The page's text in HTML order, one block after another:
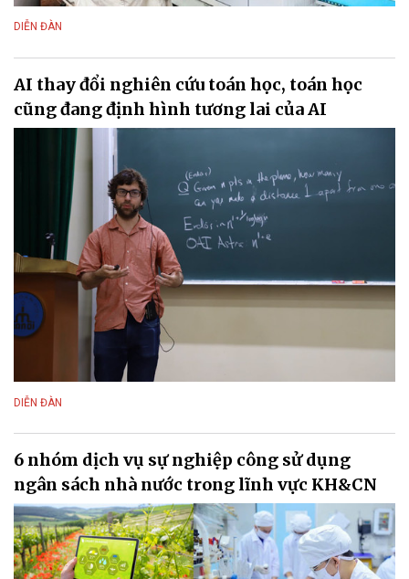
DIỄN ĐÀN
AI thay đổi nghiên cứu toán học, toán học
cũng đang định hình tương lai của AI
DIỄN ĐÀN
6 nhóm dịch vụ sự nghiệp công sử dụng
ngân sách nhà nước trong lĩnh vực KH&CN